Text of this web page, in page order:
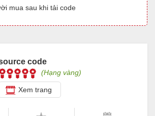
mua sau khi tải code
code
(Hạng vàng)
Xem trang